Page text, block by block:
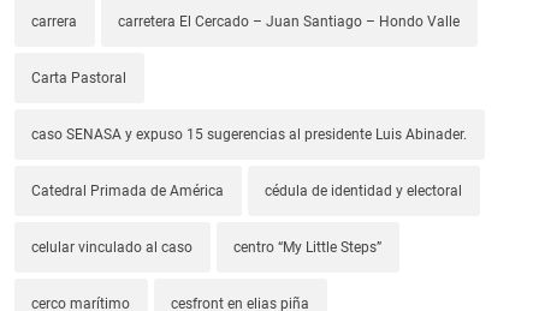
carrera carretera El Cercado – Juan Santiago – Hondo Valle
Carta Pastoral
caso SENASA y expuso 15 sugerencias al presidente Luis Abinader.
Catedral Primada de América cédula de identidad y electoral
celular vinculado al caso centro “My Little Steps”
cerco marítimo cesfront en elias piña